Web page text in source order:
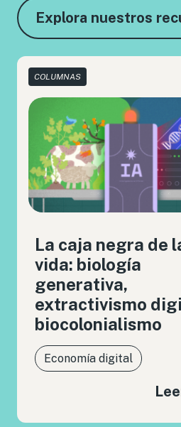
Explora nuestros
COLUMNAS
La caja negra de
vida: biología
generativa,
extractivismo
biocolonialismo
Economía digital